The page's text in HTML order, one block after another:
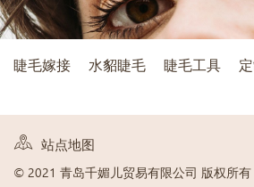
睫毛嫁接 水貂睫毛 睫毛工具
站点地图
© 2021 青岛千媚儿贸易有限公司 版权所有